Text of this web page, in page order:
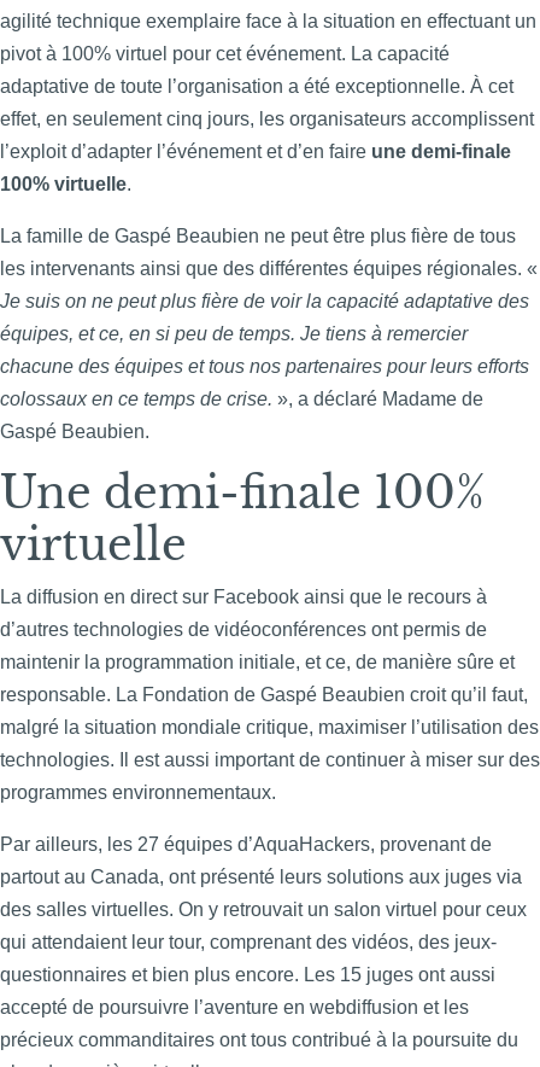
agilité technique exemplaire face à la situation en effectuant un
pivot à 100% virtuel pour cet événement. La capacité
adaptative de toute l’organisation a été exceptionnelle. À cet
effet, en seulement cinq jours, les organisateurs accomplissent
l’exploit d’adapter l’événement et d’en faire une demi-finale
100% virtuelle.
La famille de Gaspé Beaubien ne peut être plus fière de tous
les intervenants ainsi que des différentes équipes régionales. «
Je suis on ne peut plus fière de voir la capacité adaptative des
équipes, et ce, en si peu de temps. Je tiens à remercier
chacune des équipes et tous nos partenaires pour leurs efforts
colossaux en ce temps de crise. », a déclaré Madame de
Gaspé Beaubien.
Une demi-finale 100%
virtuelle
La diffusion en direct sur Facebook ainsi que le recours à
d’autres technologies de vidéoconférences ont permis de
maintenir la programmation initiale, et ce, de manière sûre et
responsable. La Fondation de Gaspé Beaubien croit qu’il faut,
malgré la situation mondiale critique, maximiser l’utilisation des
technologies. Il est aussi important de continuer à miser sur des
programmes environnementaux.
Par ailleurs, les 27 équipes d’AquaHackers, provenant de
partout au Canada, ont présenté leurs solutions aux juges via
des salles virtuelles. On y retrouvait un salon virtuel pour ceux
qui attendaient leur tour, comprenant des vidéos, des jeux-
questionnaires et bien plus encore. Les 15 juges ont aussi
accepté de poursuivre l’aventure en webdiffusion et les
précieux commanditaires ont tous contribué à la poursuite du